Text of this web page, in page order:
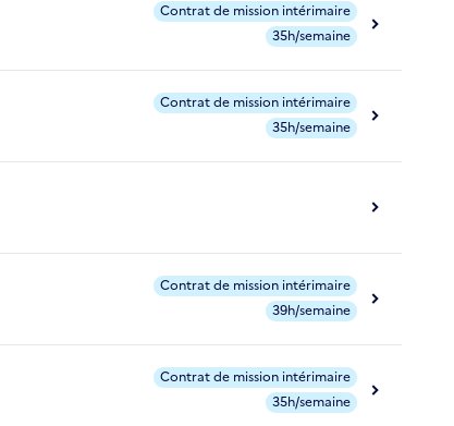
Contrat de mission intérimaire
35h/semaine
Contrat de mission intérimaire
35h/semaine
Contrat de mission intérimaire
39h/semaine
Contrat de mission intérimaire
35h/semaine